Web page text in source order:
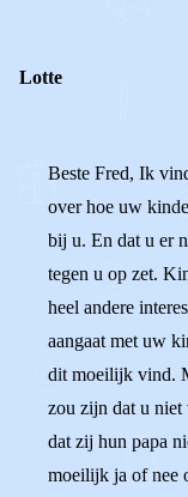
Lotte
Beste Fred, Ik
over hoe uw
bij u. En dat u er
tegen u op zet.
heel andere
aangaat met uw
dit moeilijk vind.
zou zijn dat u niet
dat zij hun papa
moeilijk ja of nee